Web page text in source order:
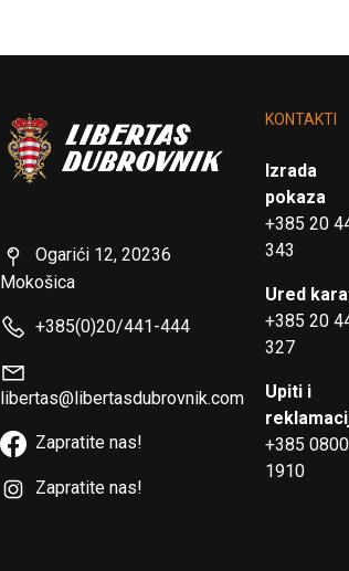
Ogarići 12, 20236
Mokošica
+385(0)20/441-444
libertas@libertasdubrovnik.com
Zapratite nas!
Zapratite nas!
KONTAKTI
Izrada
pokaza
+385 20
343
Ured
+385 20
327
Upiti i
+385
1910